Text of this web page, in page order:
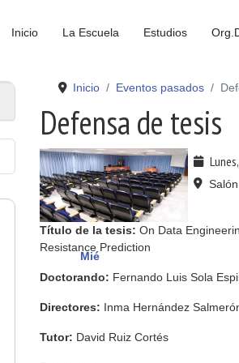
Inicio La Escuela Estudios
Mié
Inicio Eventos pasados
Defensa de tesis
Salón
Título de la tesis: On Data
Resistance Prediction
Doctorando: Fernando Luis Sola
Directores: Inma Hernández
Tutor: David Ruiz Cortés